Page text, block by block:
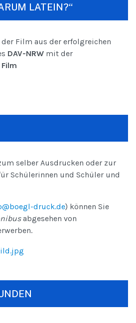
LATEIN?“
Film aus der erfolgreichen
DAV-NRW mit der
selber Ausdrucken oder zur
Schülerinnen und Schüler und
druck.de) können Sie
abgesehen von